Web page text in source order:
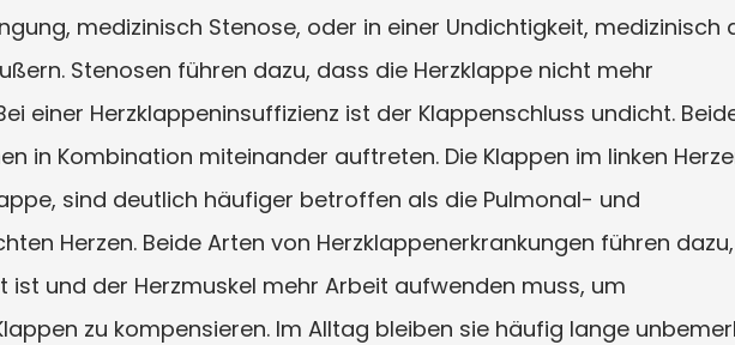
medizinisch Stenose, oder in einer Undichtigkeit, medizinisch
Stenosen führen dazu, dass die Herzklappe nicht mehr
einer Herzklappeninsuffizienz ist der Klappenschluss undicht.
in Kombination miteinander auftreten. Die Klappen im linken
sind deutlich häufiger betroffen als die Pulmonal- und
Herzen. Beide Arten von Herzklappenerkrankungen führen dazu,
und der Herzmuskel mehr Arbeit aufwenden muss, um
zu kompensieren. Im Alltag bleiben sie häufig lange